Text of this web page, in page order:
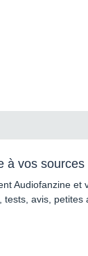
à vos
Audiofanzine
avis, petites